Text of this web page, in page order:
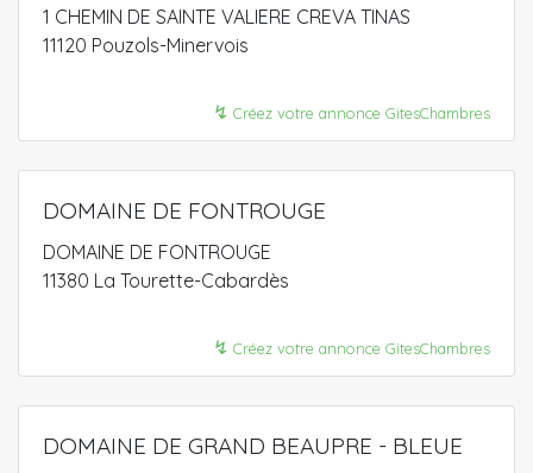
1 CHEMIN DE SAINTE VALIERE CREVA TINAS
11120 Pouzols-Minervois
↯ Créez votre annonce GitesChambres
DOMAINE DE FONTROUGE
DOMAINE DE FONTROUGE
11380 La Tourette-Cabardès
↯ Créez votre annonce GitesChambres
DOMAINE DE GRAND BEAUPRE - BLEUE